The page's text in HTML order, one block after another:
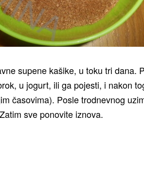
supene kašike, u toku tri dana.
u jogurt, ili ga pojesti, i nakon
časovima). Posle trodnevnog
sve ponovite iznova.